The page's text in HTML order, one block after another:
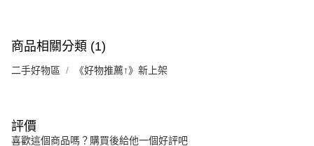
商品相關分類 (1)
二手好物區 《好物推薦↑》新上架
評價
喜歡這個商品嗎？購買後給他一個好評吧